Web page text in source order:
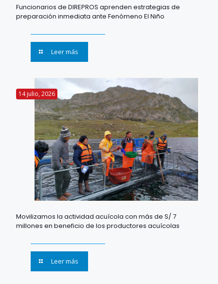
Funcionarios de DIREPROS aprenden estrategias de
preparación inmediata ante Fenómeno El Niño
Leer más
14 julio, 2026
Movilizamos la actividad acuícola con más de S/ 7
millones en beneficio de los productores acuícolas
Leer más